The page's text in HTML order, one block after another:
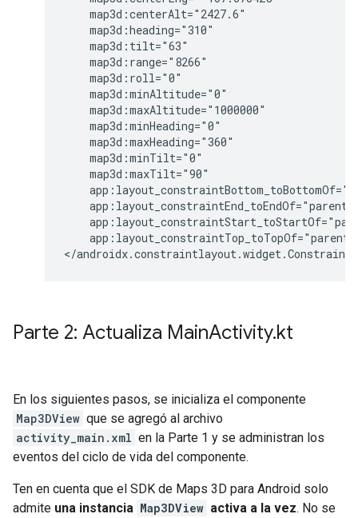
app:layout_constraintTop_toTopOf="parent"
Parte 2: Actualiza MainActivity.kt
En los siguientes pasos, se inicializa el componente
Map3DView que se agregó al archivo
activity_main.xml en la Parte 1 y se administran los
eventos del ciclo de vida del componente.
Ten en cuenta que el SDK de Maps 3D para Android solo
admite una instancia Map3DView activa a la vez. No se